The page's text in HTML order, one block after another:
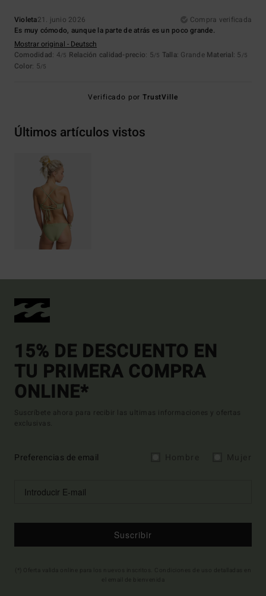
Violeta21. junio 2026
Compra verificada
Es muy cómodo, aunque la parte de atrás es un poco grande.
Mostrar original - Deutsch
Comodidad: 4/5 Relación calidad-precio: 5/5 Talla: Grande Material: 5 /5
Color: 5/5
Verificado porTrustVille
Últimos artículos vistos
15% DE DESCUENTO EN
TU PRIMERA COMPRA
ONLINE*
Suscríbete ahora para recibir las ultimas informaciones y ofertas
exclusivas.
Preferencias de email
Suscribir